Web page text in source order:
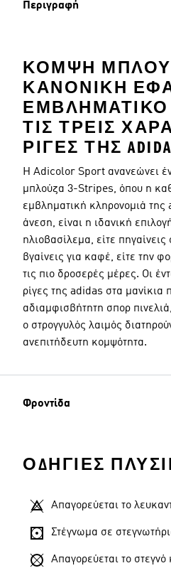
Περιγραφή
ΚΟΜΨΉ
ΚΑΝΟΝΙΚΉ
ΕΜΒΛΗΜΑΤΙΚΌ
ΤΙΣ ΤΡΕΙΣ
ΡΊΓΕΣ ΤΗΣ
Η Adicolor Sport ανανεώνει
μπλούζα 3-Stripes, όπου η
εμβληματική κληρονομιά της
άνεση, είναι η ιδανική
ηλιοβασίλεμα, είτε πηγαίνεις
βγαίνεις για καφέ, είτε την
τις πιο δροσερές μέρες. Οι
ρίγες της adidas στα μανίκια
αδιαμφισβήτητη σπορ
ο στρογγυλός λαιμός
ανεπιτήδευτη κομψότητα.
Φροντίδα
ΟΔΗΓΊΕΣ
Απαγορεύεται το
Στέγνωμα σε
Απαγορεύεται το